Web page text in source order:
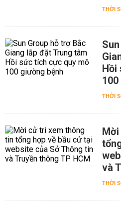
THỜI
Hồi
THỜI
và
THỜI